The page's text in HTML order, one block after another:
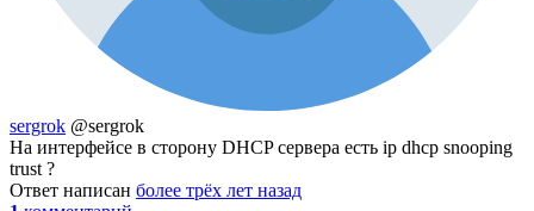
sergrok @sergrok
На интерфейсе в сторону DHCP сервера есть ip dhcp snooping
trust ?
Ответ написан более трёх лет назад